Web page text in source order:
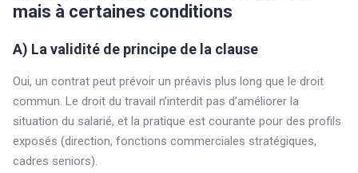
mais à certaines conditions
A) La validité de principe de la clause
Oui, un contrat peut prévoir un préavis plus long que le droit
commun. Le droit du travail n’interdit pas d’améliorer la
situation du salarié, et la pratique est courante pour des profils
exposés (direction, fonctions commerciales stratégiques,
cadres seniors).